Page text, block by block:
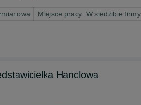
Miejsce pracy: W siedzibie firmy
Handlowa